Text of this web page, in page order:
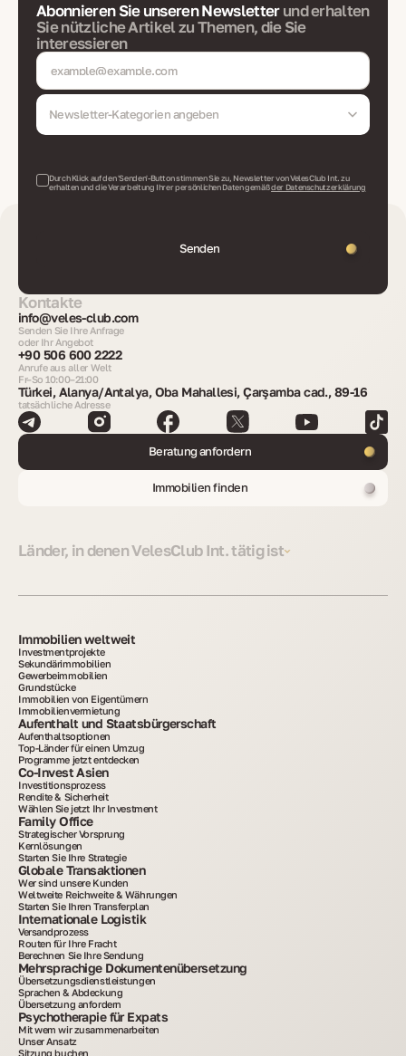
Abonnieren Sie unseren Newsletterund erhalten
Sie nützliche Artikel zu Themen, die Sie
interessieren
Newsletter-Kategorien angeben
Durch Klick auf den 'Senden'-Button stimmen Sie zu, Newsletter von VelesClub Int. zu
erhalten und die Verarbeitung Ihrer persönlichen Daten gemäßder Datenschutzerklärung
Senden
Kontakte
info@veles-club.com
Senden Sie Ihre Anfrage
oder Ihr Angebot
+90 506 600 2222
Anrufe aus aller Welt
Fr–So 10:00–21:00
Türkei, Alanya/Antalya, Oba Mahallesi, Çarşamba cad., 89-16
tatsächliche Adresse
Beratung anfordern
Immobilien finden
Länder, in denen VelesClub Int. tätig ist
Immobilien weltweit
Investmentprojekte
Sekundärimmobilien
Gewerbeimmobilien
Grundstücke
Immobilien von Eigentümern
Immobilienvermietung
Aufenthalt und Staatsbürgerschaft
Aufenthaltsoptionen
Top-Länder für einen Umzug
Programme jetzt entdecken
Co-Invest Asien
Investitionsprozess
Rendite & Sicherheit
Wählen Sie jetzt Ihr Investment
Family Office
Strategischer Vorsprung
Kernlösungen
Starten Sie Ihre Strategie
Globale Transaktionen
Wer sind unsere Kunden
Weltweite Reichweite & Währungen
Starten Sie Ihren Transferplan
Internationale Logistik
Versandprozess
Routen für Ihre Fracht
Berechnen Sie Ihre Sendung
Mehrsprachige Dokumentenübersetzung
Übersetzungsdienstleistungen
Sprachen & Abdeckung
Übersetzung anfordern
Psychotherapie für Expats
Mit wem wir zusammenarbeiten
Unser Ansatz
Sitzung buchen